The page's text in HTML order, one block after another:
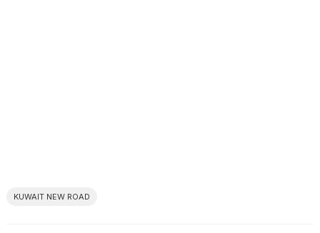
KUWAIT NEW ROAD